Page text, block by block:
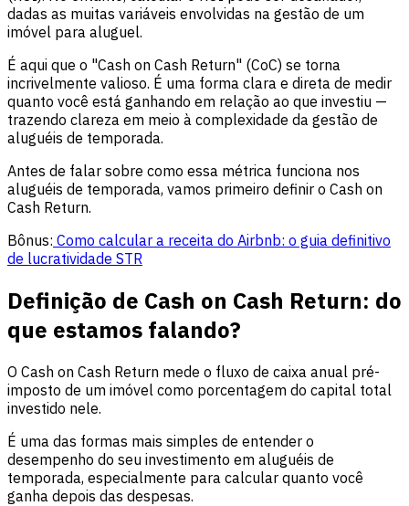
dadas as muitas variáveis envolvidas na gestão de um
imóvel para aluguel.
É aqui que o "Cash on Cash Return" (CoC) se torna
incrivelmente valioso. É uma forma clara e direta de medir
quanto você está ganhando em relação ao que investiu —
trazendo clareza em meio à complexidade da gestão de
aluguéis de temporada.
Antes de falar sobre como essa métrica funciona nos
aluguéis de temporada, vamos primeiro definir o Cash on
Cash Return.
Bônus: Como calcular a receita do Airbnb: o guia definitivo
de lucratividade STR
Definição de Cash on Cash Return: do
que estamos falando?
O Cash on Cash Return mede o fluxo de caixa anual pré-
imposto de um imóvel como porcentagem do capital total
investido nele.
É uma das formas mais simples de entender o
desempenho do seu investimento em aluguéis de
temporada, especialmente para calcular quanto você
ganha depois das despesas.